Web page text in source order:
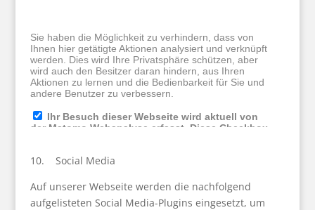
10. Social Media
Auf unserer Webseite werden die nachfolgend
aufgelisteten Social Media-Plugins eingesetzt, um